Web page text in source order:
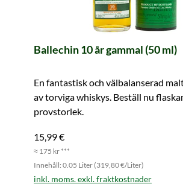
Ballechin 10 år gammal (50 ml)
En fantastisk och välbalanserad
av torviga whiskys. Beställ nu
provstorlek.
15,99 €
≈ 175 kr ***
Innehåll: 0.05 Liter (319,80 €/Liter)
inkl. moms. exkl. fraktkostnader